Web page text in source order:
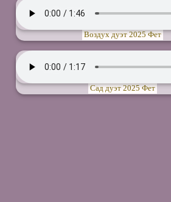
Воздух дуэт 2025 Фет
Сад дуэт 2025 Фет